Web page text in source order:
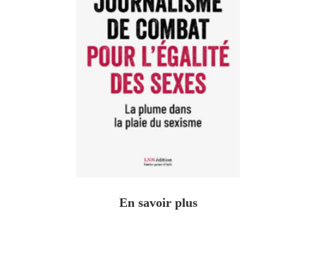
En savoir plus